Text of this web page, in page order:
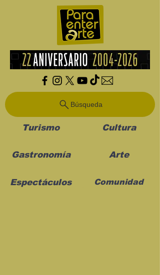
Búsqueda
Turismo Cultura
Gastronomía Arte
Espectáculos Comunidad